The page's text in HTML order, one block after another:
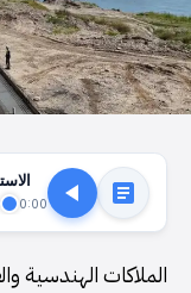
0:00
الملاكات الهندسية